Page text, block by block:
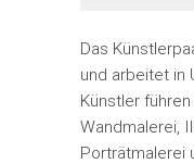
Das
und arbeitet in
Künstler
Wandmalerei,
Porträtmalerei